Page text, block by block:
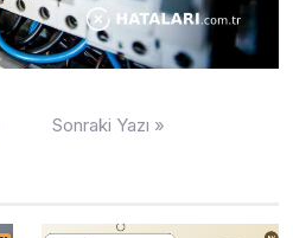
Sonraki Yazı »